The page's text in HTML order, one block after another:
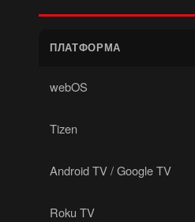
ПЛАТФОРМА
webOS
Tizen
Android TV / Google TV
Roku TV